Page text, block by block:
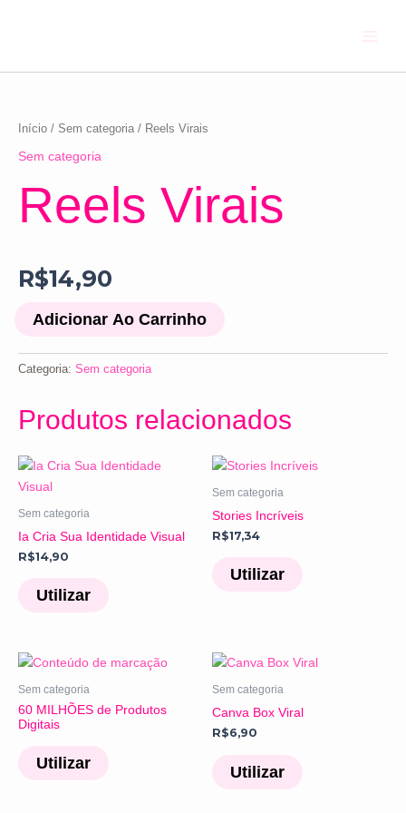
conteúdo
Início / Sem categoria / Reels Virais
Sem categoria
Reels Virais
R$14,90
Adicionar Ao Carrinho
Categoria: Sem categoria
Produtos relacionados
Sem categoria
Ia Cria Sua Identidade Visual
R$14,90
Utilizar
Sem categoria
Stories Incríveis
R$17,34
Utilizar
Sem categoria
60 MILHÕES de Produtos
Digitais
Utilizar
Sem categoria
Canva Box Viral
R$6,90
Utilizar